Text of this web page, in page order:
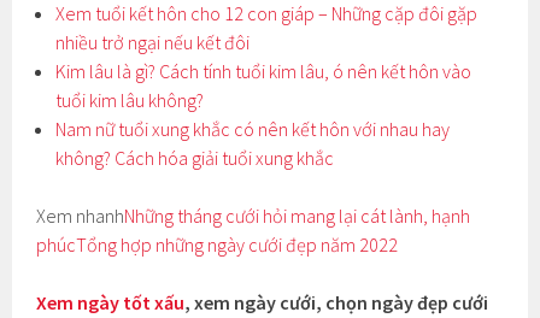
Xem tuổi kết hôn cho 12 con giáp – Những cặp đôi gặp
nhiều trở ngại nếu kết đôi
Kim lâu là gì? Cách tính tuổi kim lâu, ó nên kết hôn vào
tuổi kim lâu không?
Nam nữ tuổi xung khắc có nên kết hôn với nhau hay
không? Cách hóa giải tuổi xung khắc
Xem nhanhNhững tháng cưới hỏi mang lại cát lành, hạnh
phúcTổng hợp những ngày cưới đẹp năm 2022
Xem ngày tốt xấu, xem ngày cưới, chọn ngày đẹp cưới